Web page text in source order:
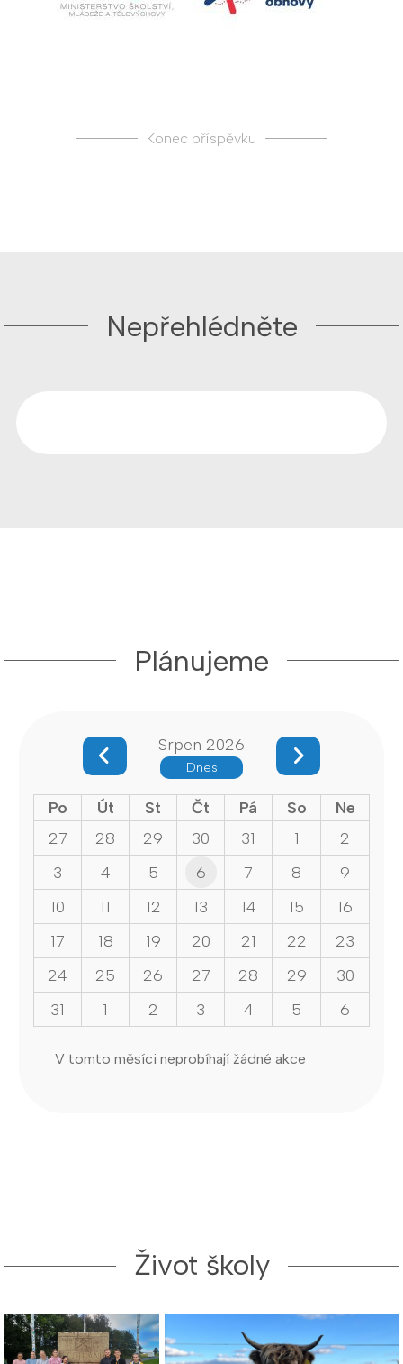
Konec příspěvku
Nepřehlédněte
Plánujeme
Srpen 2026
Dnes
Po Út St Čt Pá So
Ne
27
28 29 30 31 1
2
3
4 5 6 7 8
9
10
11 12 13 14 15
16
17
18 19 20 21 22
23
24
25 26 27 28 29
30
31
1 2 3 4 5 6
V tomto měsíci neprobíhají žádné akce
Život školy